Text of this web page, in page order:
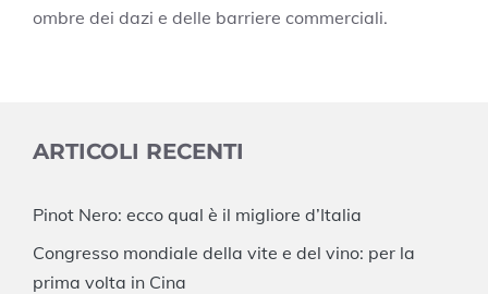
ombre dei dazi e delle barriere commerciali.
ARTICOLI RECENTI
Pinot Nero: ecco qual è il migliore d’Italia
Congresso mondiale della vite e del vino: per la
prima volta in Cina